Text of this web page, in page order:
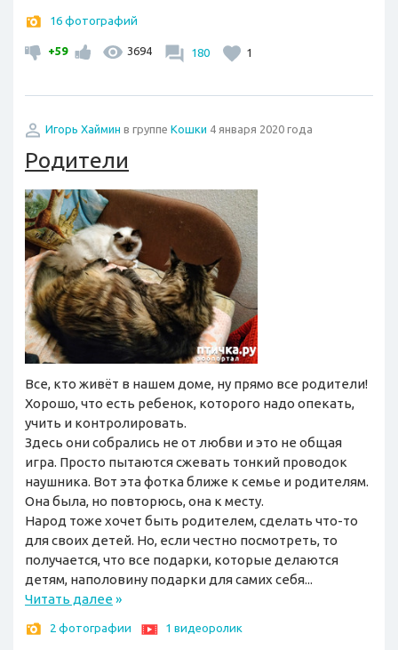
16 фотографий
+59 3694 180 1
Игорь Хаймин в группе Кошки 4 января 2020 года
Родители
Все, кто живёт в нашем доме, ну прямо все родители!
Хорошо, что есть ребенок, которого надо опекать,
учить и контролировать.
Здесь они собрались не от любви и это не общая
игра. Просто пытаются сжевать тонкий проводок
наушника. Вот эта фотка ближе к семье и родителям.
Она была, но повторюсь, она к месту.
Народ тоже хочет быть родителем, сделать что-то
для своих детей. Но, если честно посмотреть, то
получается, что все подарки, которые делаются
детям, наполовину подарки для самих себя...
Читать далее»
2 фотографии 1 видеоролик